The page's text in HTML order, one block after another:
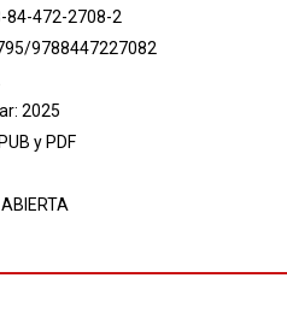
84-472-2708-2
9788447227082
2025
y PDF
ABIERTA